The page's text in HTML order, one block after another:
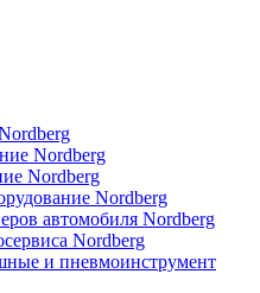
Nordberg
Nordberg
Nordberg
автомобиля Nordberg
Nordberg
и пневмоинструмент